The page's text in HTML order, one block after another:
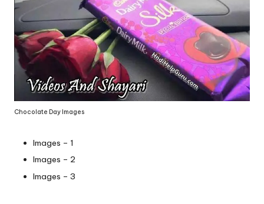
Chocolate Day Images
Images – 1
Images – 2
Images – 3